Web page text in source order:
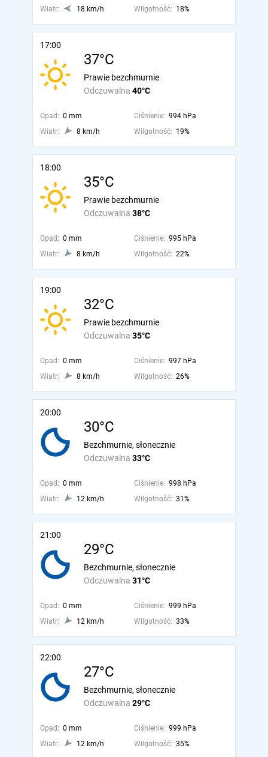
Wiatr:
18 km/h Wilgotność: 18%
17:00
37°C
Odczuwalna 40°C
Prawie bezchmurnie
Opad: 0 mm Ciśnienie: 994 hPa
Wiatr:
8 km/h Wilgotność: 19%
18:00
35°C
Odczuwalna 38°C
Prawie bezchmurnie
Opad: 0 mm Ciśnienie: 995 hPa
Wiatr:
8 km/h Wilgotność: 22%
19:00
32°C
Odczuwalna 35°C
Prawie bezchmurnie
Opad: 0 mm Ciśnienie: 997 hPa
Wiatr:
8 km/h Wilgotność: 26%
20:00
30°C
Odczuwalna 33°C
Bezchmurnie, słonecznie
Opad: 0 mm Ciśnienie: 998 hPa
Wiatr:
12 km/h Wilgotność: 31%
21:00
29°C
Odczuwalna 31°C
Bezchmurnie, słonecznie
Opad: 0 mm Ciśnienie: 999 hPa
Wiatr:
12 km/h Wilgotność: 33%
22:00
27°C
Odczuwalna 29°C
Bezchmurnie, słonecznie
Opad: 0 mm Ciśnienie: 999 hPa
Wiatr:
12 km/h Wilgotność: 35%